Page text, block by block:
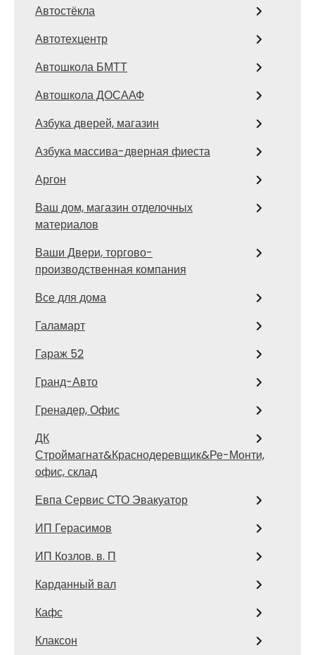
Автостёкла
Автотехцентр
Автошкола БМТТ
Автошкола ДОСААФ
Азбука дверей, магазин
Азбука массива-дверная фиеста
Аргон
Ваш дом, магазин отделочных
материалов
Ваши Двери, торгово-
производственная компания
Все для дома
Галамарт
Гараж 52
Гранд-Авто
Гренадер, Офис
ДК
Строймагнат&Краснодеревщик&Ре-Монти,
офис, склад
Евпа Сервис СТО Эвакуатор
ИП Герасимов
ИП Козлов. в. П
Карданный вал
Кафс
Клаксон